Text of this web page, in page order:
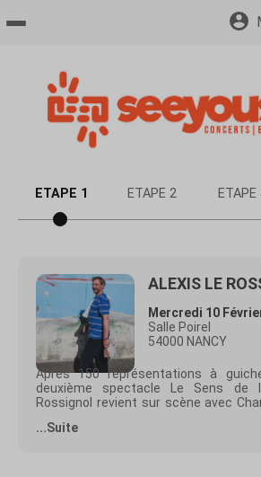
billetterie
ETAPE 1 ETAPE 2 ETAPE
ALEXIS LE
Mercredi 10
Salle Poirel
54000 NANCY
Après 150 représentations à
deuxième spectacle Le Sens de
Rossignol revient sur scène avec
Chamboulé, c'est l'histoire d'un
...Suite